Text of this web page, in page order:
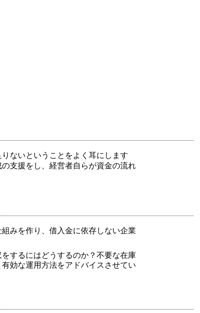
ないということをよく耳にします
支援をし、経営者自らが資金の流れ
みを作り、借入金に依存しない企業
するにはどうするのか？不要な在庫
効な運用方法をアドバイスさせてい